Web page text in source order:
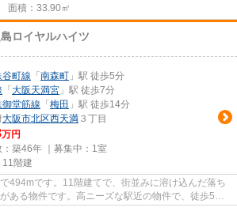
面積：33.90㎡
ロイヤルハイツ
町線 「 南森町 」駅 徒歩5分
「 大阪天満宮 」駅 徒歩7分
堂筋線 「 梅田 」駅 徒歩14分
大阪市北区西天満 ３丁目
万円
築46年 ｜募集中： 1室
11階建
494mです。11階建てで、街並みに溶け込んだ落ち
ある物件です。高ニーズな駅近の物件で、徒歩5分